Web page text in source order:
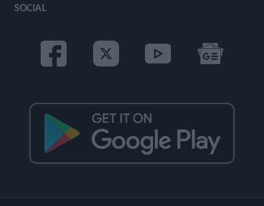
SOCIAL